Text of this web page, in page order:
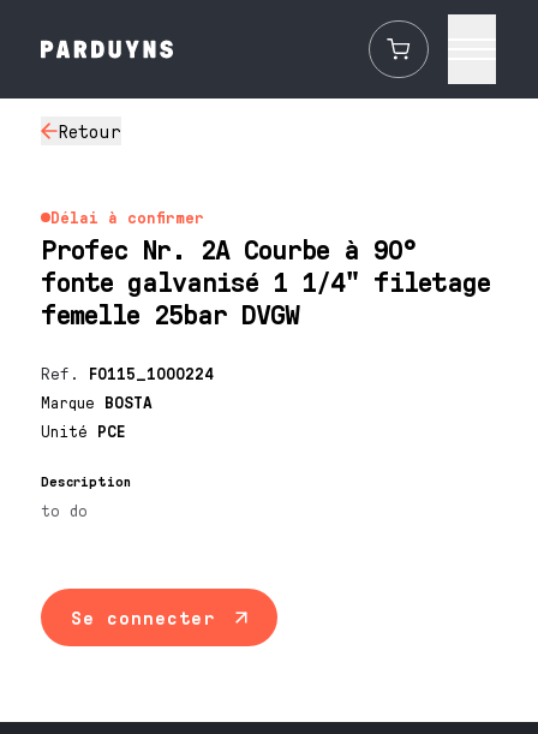
Retour
Délai à confirmer
Profec Nr. 2A Courbe à 90°
fonte galvanisé 1 1/4" filetage
femelle 25bar DVGW
Ref. F0115_1000224
Marque BOSTA
Unité PCE
Description
to do
Se connecter